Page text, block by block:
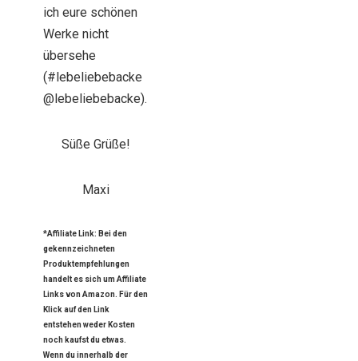
ich eure schönen
Werke nicht
übersehe
(#lebeliebebacke
@lebeliebebacke).
Süße Grüße!
Maxi
*Affiliate Link: Bei den
gekennzeichneten
Produktempfehlungen
handelt es sich um Affiliate
Links von Amazon. Für den
Klick auf den Link
entstehen weder Kosten
noch kaufst du etwas.
Wenn du innerhalb der